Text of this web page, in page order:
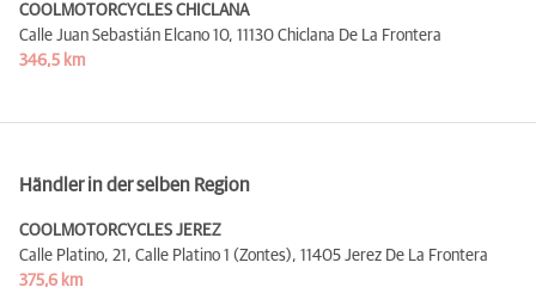
COOLMOTORCYCLES CHICLANA
Calle Juan Sebastián Elcano 10, 11130 Chiclana De La Frontera
346,5 km
Händler in der selben Region
COOLMOTORCYCLES JEREZ
Calle Platino, 21, Calle Platino 1 (Zontes), 11405 Jerez De La Frontera
375,6 km